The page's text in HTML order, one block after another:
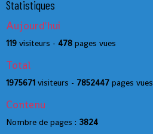
Statistiques
Aujourd'hui
119 visiteurs - 478 pages vues
Total
1975671 visiteurs - 7852447 pages vues
Contenu
Nombre de pages : 3824